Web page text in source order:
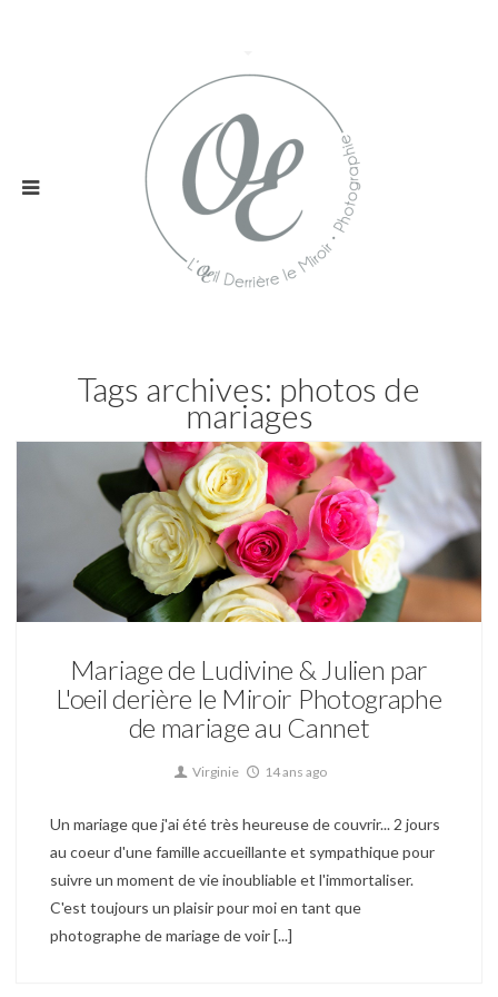
Tags archives: photos de
mariages
Mariage
Mariage de Ludivine & Julien par
L'oeil derière le Miroir Photographe
de mariage au Cannet
Virginie 14 ans ago
Un mariage que j'ai été très heureuse de couvrir... 2 jours
au coeur d'une famille accueillante et sympathique pour
suivre un moment de vie inoubliable et l'immortaliser.
C'est toujours un plaisir pour moi en tant que
photographe de mariage de voir [...]